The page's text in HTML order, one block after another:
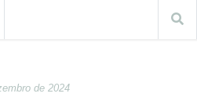
de 2024